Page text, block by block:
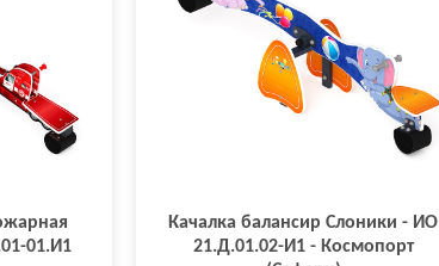
01.И1
Качалка балансир Слоники - ИО
21.Д.01.02-И1 - Космопорт